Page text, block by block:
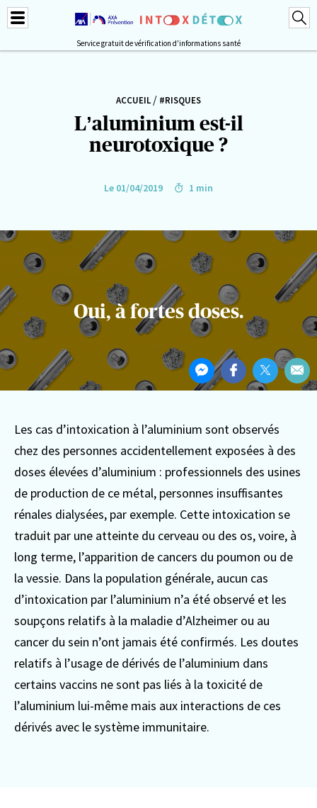
Service gratuit de vérification d'informations santé
ACCUEIL / #RISQUES
L’aluminium est-il
neurotoxique ?
Le 01/04/2019 1 min
Oui, à fortes doses.
Partager
cetPartager
sur
Partager
sur
Partager
sur Par
Les cas d’intoxication à l’aluminium sont observés
chez des personnes accidentellement exposées à des
doses élevées d’aluminium : professionnels des usines
de production de ce métal, personnes insuffisantes
rénales dialysées, par exemple. Cette intoxication se
traduit par une atteinte du cerveau ou des os, voire, à
long terme, l’apparition de cancers du poumon ou de
la vessie. Dans la population générale, aucun cas
d’intoxication par l’aluminium n’a été observé et les
soupçons relatifs à la maladie d’Alzheimer ou au
cancer du sein n’ont jamais été confirmés. Les doutes
relatifs à l’usage de dérivés de l’aluminium dans
certains vaccins ne sont pas liés à la toxicité de
l’aluminium lui-même mais aux interactions de ces
dérivés avec le système immunitaire.